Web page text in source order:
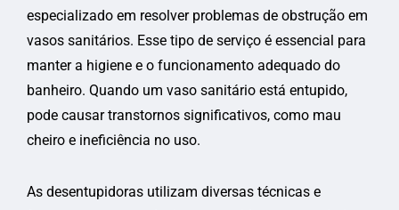
especializado em resolver problemas de obstrução em
vasos sanitários. Esse tipo de serviço é essencial para
manter a higiene e o funcionamento adequado do
banheiro. Quando um vaso sanitário está entupido,
pode causar transtornos significativos, como mau
cheiro e ineficiência no uso.
As desentupidoras utilizam diversas técnicas e